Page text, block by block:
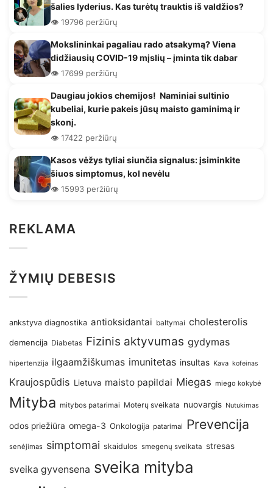
šalies lyderius. Kas turėtų trauktis iš valdžios?
👁️ 19796 peržiūrų
Mokslininkai pagaliau rado atsakymą? Viena
didžiausių COVID-19 mįslių – įminta tik dabar
👁️ 17699 peržiūrų
Daugiau jokios chemijos! Naminiai sultinio
kubeliai, kurie pakeis jūsų maisto gaminimą ir
skonį.
👁️ 17422 peržiūrų
Kasos vėžys tyliai siunčia signalus: įsiminkite
šiuos simptomus, kol nevėlu
👁️ 15993 peržiūrų
REKLAMA
ŽYMIŲ DEBESIS
ankstyva diagnostika antioksidantai baltymai cholesterolis
demencija Diabetas Fizinis aktyvumas gydymas
hipertenzija ilgaamžiškumas imunitetas insultas Kava kofeinas
Kraujospūdis Lietuva maisto papildai Miegas miego kokybė
Mityba mitybos patarimai Moterų sveikata nuovargis Nutukimas
odos priežiūra omega-3 Onkologija patarimai Prevencija
senėjimas simptomai skaidulos smegenų sveikata stresas
sveika gyvensena sveika mityba